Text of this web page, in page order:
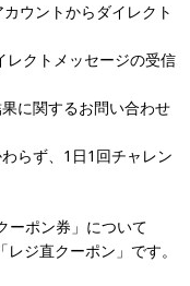
ウントからダイレクト
クトメッセージの受信
に関するお問い合わせ
らず、1日1回チャレン
ーポン券」について
ジ直クーポン」です。